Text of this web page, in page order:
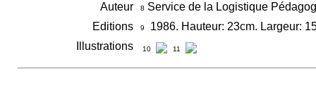
Auteur 8 Service de la Logistique
Editions
9
1986. Hauteur: 23cm. Largeur:
Illustrations
10 11